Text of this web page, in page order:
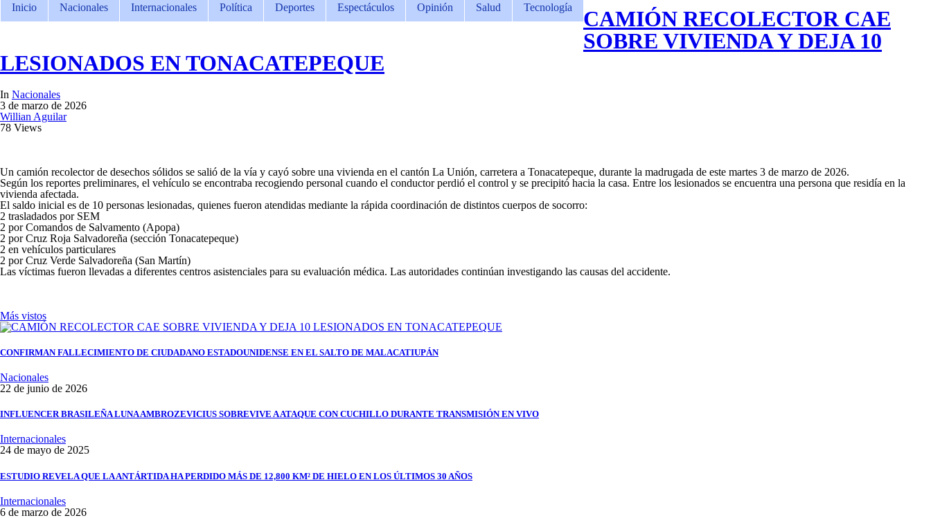
Inicio
Nacionales Internacionales Política Deportes Espectáculos Opinión Salud Tecnología
CAMIÓN RECOLECTOR CAE
SOBRE VIVIENDA Y DEJA 10
LESIONADOS EN TONACATEPEQUE
In Nacionales
3 de marzo de 2026
Willian Aguilar
78 Views
Un camión recolector de desechos sólidos se salió de la vía y cayó sobre una vivienda en el cantón La Unión, carretera a Tonacatepeque, durante la madrugada de este martes 3 de marzo de 2026.
Según los reportes preliminares, el vehículo se encontraba recogiendo personal cuando el conductor perdió el control y se precipitó hacia la casa. Entre los lesionados se encuentra una persona que residía en la
vivienda afectada.
El saldo inicial es de 10 personas lesionadas, quienes fueron atendidas mediante la rápida coordinación de distintos cuerpos de socorro:
2 trasladados por SEM
2 por Comandos de Salvamento (Apopa)
2 por Cruz Roja Salvadoreña (sección Tonacatepeque)
2 en vehículos particulares
2 por Cruz Verde Salvadoreña (San Martín)
Las víctimas fueron llevadas a diferentes centros asistenciales para su evaluación médica. Las autoridades continúan investigando las causas del accidente.
Más vistos
CONFIRMAN FALLECIMIENTO DE CIUDADANO ESTADOUNIDENSE EN EL SALTO DE MALACATIUPÁN
Nacionales
22 de junio de 2026
INFLUENCER BRASILEÑA LUNA AMBROZEVICIUS SOBREVIVE A ATAQUE CON CUCHILLO DURANTE TRANSMISIÓN EN VIVO
Internacionales
24 de mayo de 2025
ESTUDIO REVELA QUE LA ANTÁRTIDA HA PERDIDO MÁS DE 12,800 KM² DE HIELO EN LOS ÚLTIMOS 30 AÑOS
Internacionales
6 de marzo de 2026